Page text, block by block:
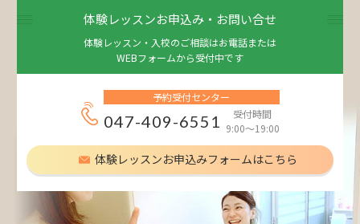
体験レッスンお申込み・お問い合せ
体験レッスン・入校のご相談はお電話または
WEBフォームから受付中です
予約受付センター
047-409-6551
受付時間
9:00～19:00
体験レッスンお申込みフォームはこちら